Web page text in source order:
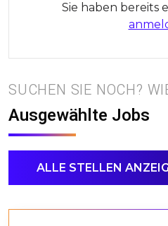
Sie haben bereits
SUCHEN SIE NOCH?
Ausgewählte Jobs
ALLE STELLEN